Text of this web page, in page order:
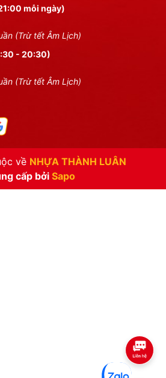
mỗi ngày)
(Trừ tết Âm Lịch)
- 20:30)
(Trừ tết Âm Lịch)
về NHỰA THÀNH LUÂN
cấp bởi Sapo